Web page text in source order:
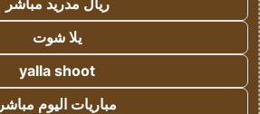
ريال مدريد مباشر
يلا شوت
yalla shoot
مباريات اليوم مباشر